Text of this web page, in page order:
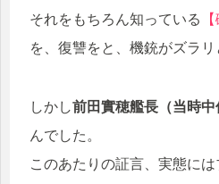
それをもちろん知っている
を、復讐をと、機銃がズラリ
しかし前田實穂艦長（当時中
んでした。
このあたりの証言、実態に